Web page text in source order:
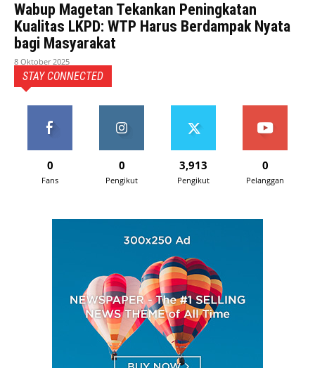
Wabup Magetan Tekankan Peningkatan
Kualitas LKPD: WTP Harus Berdampak Nyata
bagi Masyarakat
8 Oktober 2025
STAY CONNECTED
0
Fans
0
Pengikut
3,913
Pengikut
0
Pelanggan